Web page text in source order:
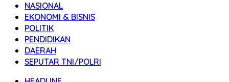
NASIONAL
EKONOMI & BISNIS
POLITIK
PENDIDIKAN
DAERAH
SEPUTAR TNI/POLRI